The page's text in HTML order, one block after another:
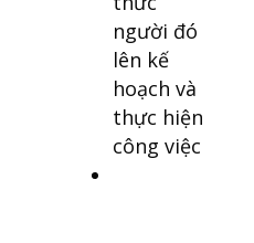
người đó
lên kế
hoạch và
thực hiện
công việc